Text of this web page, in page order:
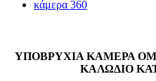
ΥΠΟΒΡΥΧΙΑ ΚΑΜΕΡΑ
ΚΑΛΩΔΙΟ